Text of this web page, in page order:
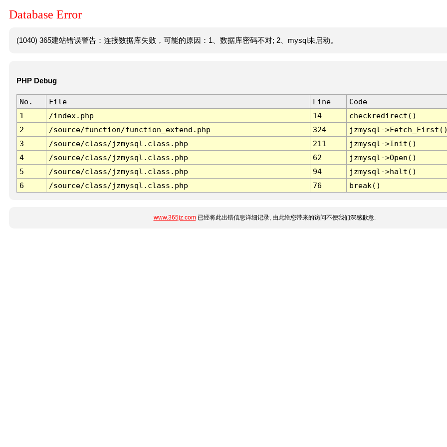
Database Error
(1040) 365建站错误警告：连接数据库失败，可能的原因：1、数据库密码不对; 2、mysql未启动。
PHP Debug
No. File Line
Code
1
/index.php 14
checkredirect()
2
/source/function/function_extend.php 324
jzmysql-
3
/source/class/jzmysql.class.php 211
jzmysql->Init()
4
/source/class/jzmysql.class.php 62
jzmysql->Open()
5
/source/class/jzmysql.class.php 94
jzmysql->halt()
6
/source/class/jzmysql.class.php 76 break()
www.365jz.com已经将此出错信息详细记录, 由此给您带来的访问不便我们深感歉意.